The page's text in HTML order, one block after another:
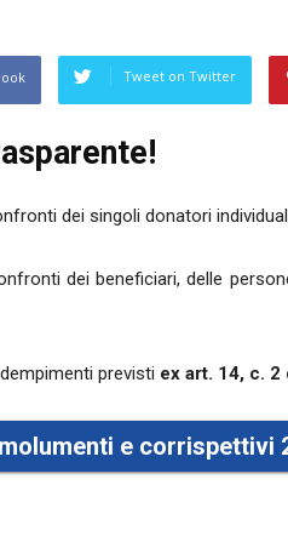
Tweet on Twitter
dei singoli donatori
dei beneficiari, delle
previsti ex art. 14, c.
e corrispettivi